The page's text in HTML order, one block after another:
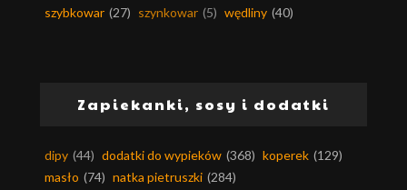
szybkowar (27) szynkowar (5) wędliny (40)
Zapiekanki, sosy i dodatki
dipy (44) dodatki do wypieków (368) koperek (129)
masło (74) natka pietruszki (284)